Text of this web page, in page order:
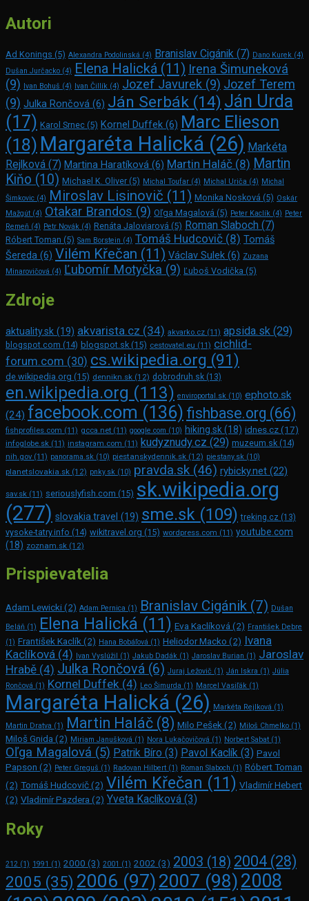
Autori
Ad Konings (5) Alexandra Podolinská (4) Branislav Cigánik (7) Dano Kurek (4)
Dušan Jurčacko (4) Elena Halická (11) Irena Šimuneková
(9) Ivan Bohuš (4) Ivan Čillík (4) Jozef Javurek (9) Jozef Terem
(9) Julka Rončová (6) Ján Serbák (14) Ján Urda
(17) Karol Srnec (5) Kornel Duffek (6) Marc Elie­son
(18) Margaréta Halická (26) Markéta
Rejlková (7) Martina Haratíková (6) Martin Haláč (8) Martin
Kiňo (10) Michael K. Oliver (5) Michal Toufar (4) Michal Uriča (4) Michal
Šimkovic (4) Miroslav Lisinovič (11) Monika Nosková (5) Oskár
Mažgút (4) Otakar Brandos (9) Oľga Magalová (5) Peter Kaclík (4) Peter
Remeň (4) Petr Novák (4) Renáta Jaloviarová (5) Roman Slaboch (7)
Róbert Toman (5) Sam Bors­tein (4) Tomáš Hudcovič (8) Tomáš
Šereda (6) Vilém Křečan (11) Václav Sulek (6) Zuzana
Minarovičová (4) Ľubomír Motyčka (9) Ľuboš Vodička (5)
Zdroje
aktuality.sk (19) akvarista.cz (34) akvarko.cz (11) apsida.sk (29)
blogspot.com (14) blogspot.sk (15) cestovatel.eu (11) cichlid-
forum.com (30) cs.wikipedia.org (91)
de.wikipedia.org (15) dennikn.sk (12) dobrodruh.sk (13)
en.wikipedia.org (113) enviroportal.sk (10) ephoto.sk
(24) facebook.com (136) fishbase.org (66)
fishprofiles.com (11) gcca.net (11) google.com (10) hiking.sk(18) idnes.cz(17)
infoglobe.sk (11) instagram.com (11) kudyznudy.cz (29) muzeum.sk (14)
nih.gov (11) panorama.sk (10) piestanskydennik.sk (12) piestany.sk (10)
planetslovakia.sk (12) pnky.sk (10) pravda.sk (46) rybicky.net (22)
sav.sk (11) seriouslyfish.com (15) sk.wikipedia.org
(277) slovakia.travel (19) sme.sk (109) treking.cz (13)
vysoke-tatry.info (14) wikitravel.org (15) wordpress.com (11) youtube.com
(18) zoznam.sk (12)
Prispievatelia
Adam Lewicki(2) Adam Pernica (1) Branislav Cigánik (7) Dušan
Beláň (1) Elena Halická (11) Eva Kaclíková(2) František Debre
(1) František Kaclík(2) Hana Bobáľová (1) Heliodor Macko (2) Ivana
Kaclíková (4) Ivan Vyslúžil (1) Jakub Dadák (1) Jaroslav Burian (1) Jaroslav
Hrabě (4) Julka Rončová (6) Juraj Ležovič (1) Ján Iskra (1) Júlia
Rončová (1) Kornel Duffek (4) Leo Šimurda (1) Marcel Vasiľák (1)
Margaréta Halická (26) Markéta Rejlková (1)
Martin Dratva (1) Martin Haláč (8) Milo Pešek(2) Miloš Chmelko (1)
Miloš Gnida(2) Miriam Janušková (1) Nora Lukačovičová (1) Norbert Sabat (1)
Oľga Magalová (5) Patrik Bíro (3) Pavol Kaclík (3) Pavol
Papson (2) Peter Greguš (1) Radovan Hilbert (1) Roman Slaboch (1) Róbert Toman
(2) Tomáš Hudcovič(2) Vilém Křečan (11) Vladimír Hebert
(2) Vladimír Pazdera(2) Yveta Kaclíková (3)
Roky
212 (1) 1991 (1) 2000 (3) 2001 (1) 2002 (3) 2003 (18) 2004 (28)
2005 (35) 2006 (97) 2007 (98) 2008